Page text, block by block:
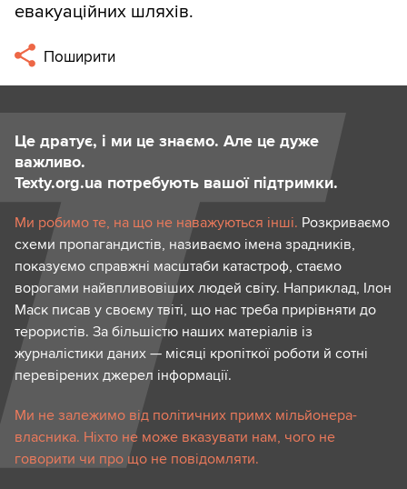
евакуаційних шляхів.
Поширити
Це дратує, і ми це знаємо. Але це дуже
важливо.
Texty.org.ua потребують вашої підтримки.
Ми робимо те, на що не наважуються інші. Розкриваємо
схеми пропагандистів, називаємо імена зрадників,
показуємо справжні масштаби катастроф, стаємо
ворогами найвпливовіших людей світу. Наприклад, Ілон
Маск писав у своєму твіті, що нас треба прирівняти до
терористів. За більшістю наших матеріалів із
журналістики даних — місяці кропіткої роботи й сотні
перевірених джерел інформації.
Ми не залежимо від політичних примх мільйонера-
власника. Ніхто не може вказувати нам, чого не
говорити чи про що не повідомляти.